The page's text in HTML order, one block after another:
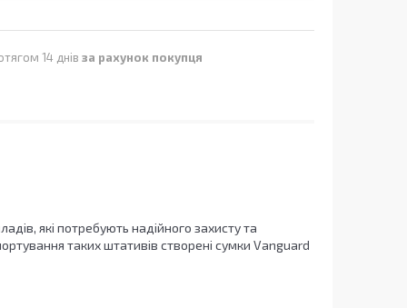
14 днів за рахунок покупця
які потребують надійного захисту та
таких штативів створені сумки Vanguard